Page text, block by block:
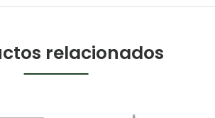
relacionados